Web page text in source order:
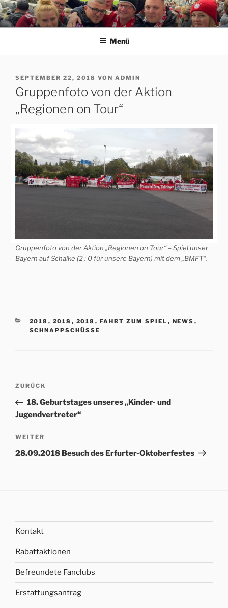
Zum
Inhalt
springenERFORDIA BAVARIA E.V.
Herzlich Willkommen auf der Homepage des Erfurter FC Bayern
Menü
VERÖFFENTLICHT
AM
SEPTEMBER 22, 2018 VON ADMIN
Gruppenfoto von der Aktion
„Regionen on Tour“
Gruppenfoto von der Aktion „Regionen on Tour“ – Spiel unser
Bayern auf Schalke (2 : 0 für unsere Bayern) mit dem „BMFT“.
KATEGORIEN
2018 , 2018 , 2018 , FAHRT ZUM SPIEL , NEWS ,
SCHNAPPSCHÜSSE
Beitrags-
Vorheriger
Beitrag
ZURÜCK
18. Geburtstages unseres „Kinder- und
Jugendvertreter“
Nächster
Beitrag
WEITER
28.09.2018 Besuch des Erfurter-Oktoberfestes
Kontakt
Rabattaktionen
Befreundete Fanclubs
Erstattungsantrag